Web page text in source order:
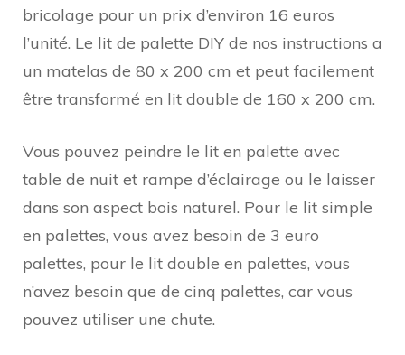
bricolage pour un prix d’environ 16 euros
l’unité. Le lit de palette DIY de nos instructions a
un matelas de 80 x 200 cm et peut facilement
être transformé en lit double de 160 x 200 cm.
Vous pouvez peindre le lit en palette avec
table de nuit et rampe d’éclairage ou le laisser
dans son aspect bois naturel. Pour le lit simple
en palettes, vous avez besoin de 3 euro
palettes, pour le lit double en palettes, vous
n’avez besoin que de cinq palettes, car vous
pouvez utiliser une chute.